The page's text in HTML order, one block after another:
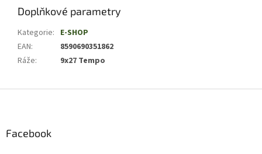
Doplňkové parametry
Kategorie: E-SHOP
EAN:
8590690351862
Ráže: 9x27 Tempo
Facebook